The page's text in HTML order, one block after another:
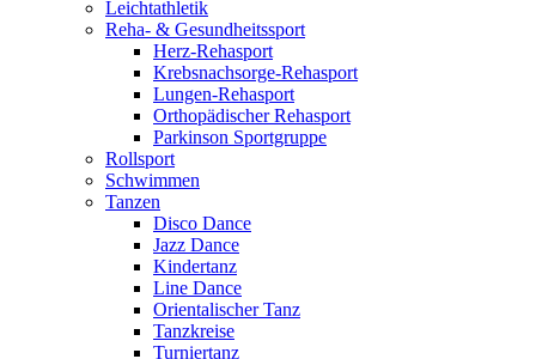
Leichtathletik
Reha- & Gesundheitssport
Herz-Rehasport
Krebsnachsorge-Rehasport
Lungen-Rehasport
Orthopädischer Rehasport
Parkinson Sportgruppe
Rollsport
Schwimmen
Tanzen
Disco Dance
Jazz Dance
Kindertanz
Line Dance
Orientalischer Tanz
Tanzkreise
Turniertanz